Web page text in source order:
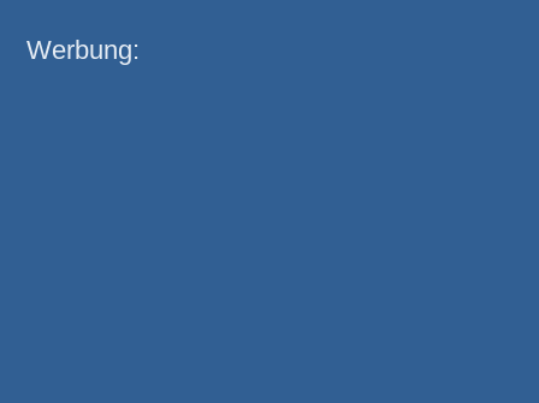
Werbung: